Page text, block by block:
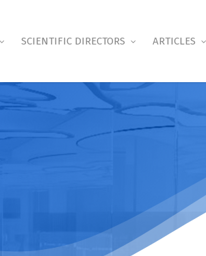
SCIENTIFIC DIRECTORS ARTICLES